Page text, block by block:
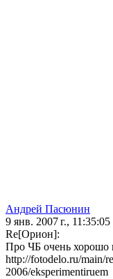
Андрей Пасюнин
9 янв. 2007 г., 11:35:05
Re[Орион]:
Про ЧБ очень хорошо
http://fotodelo.ru/main/
2006/eksperimentiruem